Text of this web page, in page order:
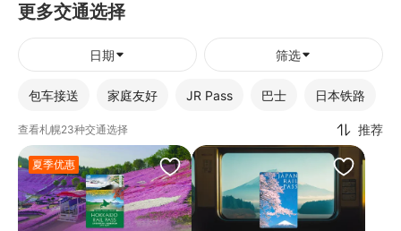
更多交通选择
日期 筛选
包车接送 家庭友好 JR Pass 巴士 日本铁路
查看札幌23种交通选择 推荐
夏季优惠